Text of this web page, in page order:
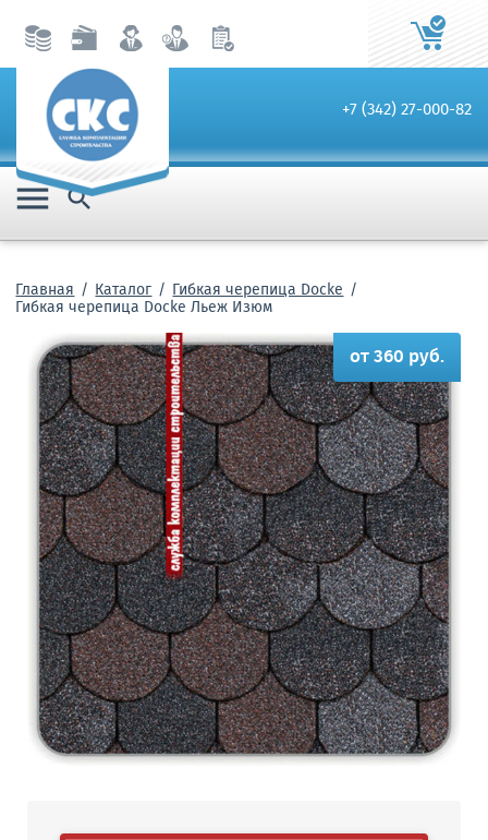
+7 (342) 27-000-82
 
Главная Каталог Гибкая черепица Docke
Гибкая черепица Docke Льеж Изюм
от 360 руб.